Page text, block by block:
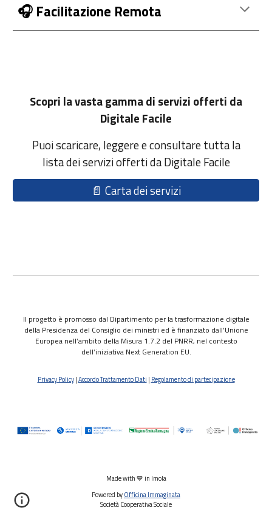
🎧 Facilitazione Remota
Scopri la vasta gamma di servizi offerti da
Digitale Facile
Puoi scaricare, leggere e consultaretutta la
lista dei servizi offerti da Digitale Facile
📄 Carta dei servizi
Il progetto è promosso dal Dipartimento per la trasformazione digitale
della Presidenza del Consiglio dei ministri ed è finanziato dall’Unione
Europea nell’ambito della Misura 1.7.2 del PNRR, nel contesto
dell’iniziativa Next Generation EU.
Privacy Policy|Accordo Trattamento Dati | Regolamento di partecipazione
Made with 💙 in Imola
Powered byOfficina Immaginata
Società Cooperativa Sociale